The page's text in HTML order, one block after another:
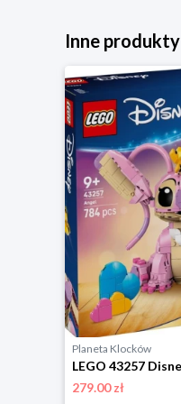
Inne
Planeta Klocków
279.00 zł